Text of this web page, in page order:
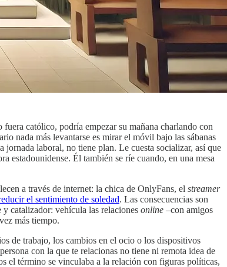
católico, podría empezar su mañana charlando con
nada más levantarse es mirar el móvil bajo las sábanas
jornada laboral, no tiene plan. Le cuesta socializar, así que
estadounidense. Él también se ríe cuando, en una mesa
a través de internet: la chica de OnlyFans, el streamer
el sentimiento de soledad. Las consecuencias son
catalizador: vehícula las relaciones online –con amigos
más tiempo.
de trabajo, los cambios en el ocio o los dispositivos
con la que te relacionas no tiene ni remota idea de
el término se vinculaba a la relación con figuras políticas,